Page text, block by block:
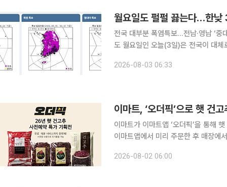
월요일도 펄펄 끓는다…한
전국 대부분 폭염특보…전남·영남 ‘
도 월요일인 오늘(3일)은 전국이 대체로 맑은 가운데 낮 최고기온이 39도까지 오르며 매우 무덥겠
히기는 어렵겠다. 기상청에
2026-08-03 06:33
이마트, ‘오더픽’으로 햇 건
이마트가 이마트앱 ‘오더픽’을 통해 햇 건
이마트앱에서 미리 주문한 후 매장에서 직접 수령할
안동·봉화와 전북 정읍·고창 등 국내
2026-08-02 06:00